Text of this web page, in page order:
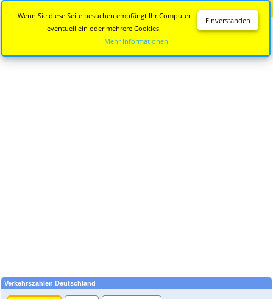
Verkehrszahlen Deutschland
Einverstanden
Wenn Sie diese Seite besuchen empfängt Ihr Computer
eventuell ein oder mehrere Cookies.
Mehr Informationen